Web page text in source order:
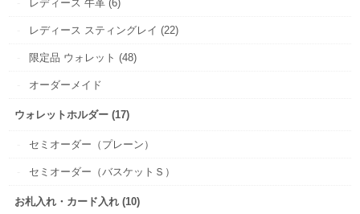
レディース 牛革 (6)
レディース スティングレイ (22)
限定品 ウォレット (48)
オーダーメイド
ウォレットホルダー (17)
セミオーダー（プレーン）
セミオーダー（バスケットＳ）
お札入れ・カード入れ (10)